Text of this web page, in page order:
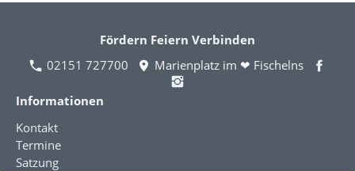
Fördern Feiern Verbinden
02151 727700
Marienplatz im ❤ Fischelns
Informationen
Kontakt
Termine
Satzung